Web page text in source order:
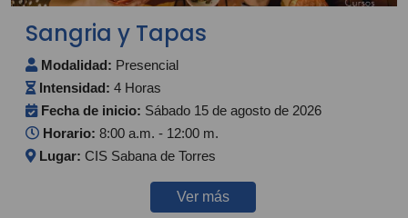
Sangria y Tapas
Modalidad: Presencial
Intensidad: 4 Horas
Fecha de inicio: Sábado 15 de agosto de 2026
Horario: 8:00 a.m. - 12:00 m.
Lugar: CIS Sabana de Torres
Ver más